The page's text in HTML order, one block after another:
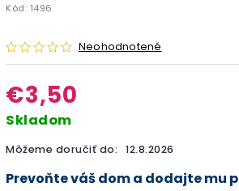
Kód: 1496
Neohodnotené
€3,50
Skladom
Môžeme doručiť do: 12.8.2026
Prevoňte váš dom a dodajte mu